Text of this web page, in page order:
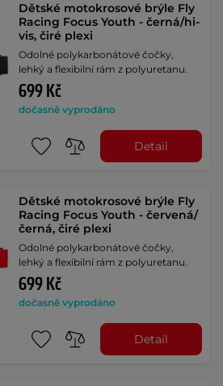
Dětské motokrosové brýle Fly
Racing Focus Youth - černá/hi-
vis, čiré plexi
Odolné polykarbonátové čočky,
lehký a flexibilní rám z polyuretanu.
699 Kč
dočasně vyprodáno
Detail
Dětské motokrosové brýle Fly
Racing Focus Youth - červená/
černá, čiré plexi
Odolné polykarbonátové čočky,
lehký a flexibilní rám z polyuretanu.
699 Kč
dočasně vyprodáno
Detail